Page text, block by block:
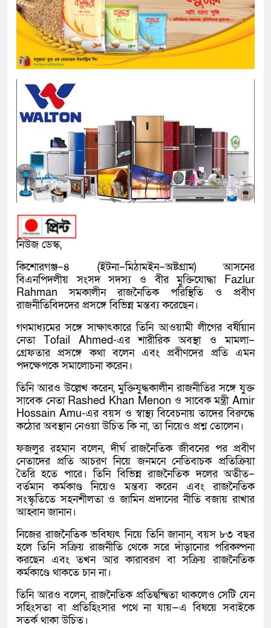
নিউজ ডেস্ক,
কিশোরগঞ্জ–৪ (ইটনা–মিঠামইন–অষ্টগ্রাম) আসনের
বিএনপিদলীয় সংসদ সদস্য ও বীর মুক্তিযোদ্ধা Fazlur
Rahman সমকালীন রাজনৈতিক পরিস্থিতি ও প্রবীণ
রাজনীতিবিদদের প্রসঙ্গে বিভিন্ন মন্তব্য করেছেন।
গণমাধ্যমের সঙ্গে সাক্ষাৎকারে তিনি আওয়ামী লীগের বর্ষীয়ান
নেতা Tofail Ahmed-এর শারীরিক অবস্থা ও মামলা–
গ্রেফতার প্রসঙ্গে কথা বলেন এবং প্রবীণদের প্রতি এমন
পদক্ষেপকে সমালোচনা করেন।
তিনি আরও উল্লেখ করেন, মুক্তিযুদ্ধকালীন রাজনীতির সঙ্গে যুক্ত
সাবেক নেতা Rashed Khan Menon ও সাবেক মন্ত্রী Amir
Hossain Amu-এর বয়স ও স্বাস্থ্য বিবেচনায় তাদের বিরুদ্ধে
কঠোর অবস্থান নেওয়া উচিত কি না, তা নিয়েও প্রশ্ন তোলেন।
ফজলুর রহমান বলেন, দীর্ঘ রাজনৈতিক জীবনের পর প্রবীণ
নেতাদের প্রতি আচরণ নিয়ে জনমনে নেতিবাচক প্রতিক্রিয়া
তৈরি হতে পারে। তিনি বিভিন্ন রাজনৈতিক দলের অতীত–
বর্তমান কর্মকাণ্ড নিয়েও মন্তব্য করেন এবং রাজনৈতিক
সংস্কৃতিতে সহনশীলতা ও জামিন প্রদানের নীতি বজায় রাখার
আহ্বান জানান।
নিজের রাজনৈতিক ভবিষ্যৎ নিয়ে তিনি জানান, বয়স ৮৩ বছর
হলে তিনি সক্রিয় রাজনীতি থেকে সরে দাঁড়ানোর পরিকল্পনা
করছেন এবং তখন আর কারাবরণ বা সক্রিয় রাজনৈতিক
কর্মকাণ্ডে থাকতে চান না।
তিনি আরও বলেন, রাজনৈতিক প্রতিদ্বন্দ্বিতা থাকলেও সেটি যেন
সহিংসতা বা প্রতিহিংসার পথে না যায়—এ বিষয়ে সবাইকে
সতর্ক থাকা উচিত।